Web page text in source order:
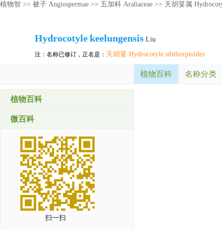
植物智 >> 被子 Angiospermae >> 五加科 Araliaceae >> 天胡荽属
Hydrocotylekeelungensis Liu
注：名称已修订，正名是： 天胡荽 Hydrocotyle sibthorpioides
植物百科 名称分类
植物百科
微百科
扫一扫